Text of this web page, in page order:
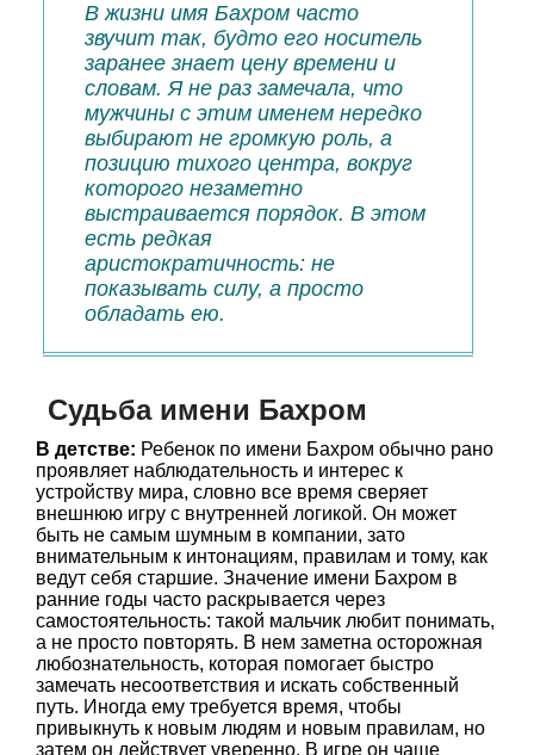
В жизни имя Бахром часто
звучит так, будто его носитель
заранее знает цену времени и
словам. Я не раз замечала, что
мужчины с этим именем нередко
выбирают не громкую роль, а
позицию тихого центра, вокруг
которого незаметно
выстраивается порядок. В этом
есть редкая
аристократичность: не
показывать силу, а просто
обладать ею.
Судьба имени Бахром
В детстве: Ребенок по имени Бахром обычно рано
проявляет наблюдательность и интерес к
устройству мира, словно все время сверяет
внешнюю игру с внутренней логикой. Он может
быть не самым шумным в компании, зато
внимательным к интонациям, правилам и тому, как
ведут себя старшие. Значение имени Бахром в
ранние годы часто раскрывается через
самостоятельность: такой мальчик любит понимать,
а не просто повторять. В нем заметна осторожная
любознательность, которая помогает быстро
замечать несоответствия и искать собственный
путь. Иногда ему требуется время, чтобы
привыкнуть к новым людям и новым правилам, но
затем он действует уверенно. В игре он чаще